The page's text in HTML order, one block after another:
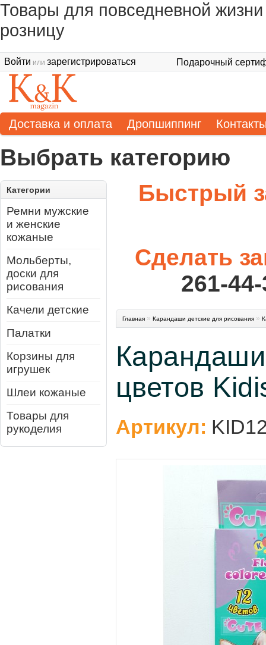
Товары для повседневной
розницу
Войти или зарегистрироваться Подарочный
Доставка и оплата Дропшиппинг
Выбрать категорию
Категории
Ремни мужские
и женские
кожаные
Мольберты,
доски для
рисования
Качели детские
Палатки
Корзины для
игрушек
Шлеи кожаные
Товары для
рукоделия
Быстрый
Сделать
261-
Главная » Карандаши детские для рисования »
цветов
Артикул: